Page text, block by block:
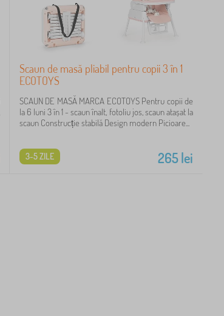
Scaun de masă pliabil pentru copii 3 în 1
ECOTOYS
SCAUN DE MASĂ MARCA ECOTOYS Pentru copii de
la 6 luni 3 în 1 - scaun înalt, fotoliu jos, scaun atașat la
scaun Construcție stabilă Design modern Picioare...
265lei
3-5 ZILE